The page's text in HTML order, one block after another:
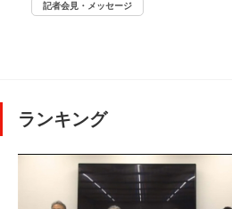
記者会見・メッセージ
ランキング